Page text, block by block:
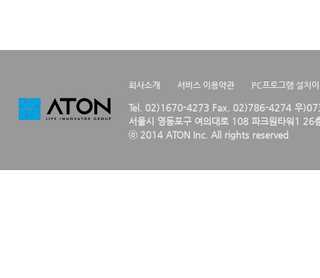
회사소개 서비스 이용약관 PC프로그램 설치
Tel. 02)1670-4273 Fax. 02)786-4274 우
서울시 영등포구 여의대로 108 파크원타워1 26
ⓒ 2014 ATON Inc. All rights reserved